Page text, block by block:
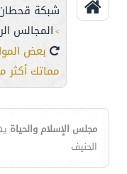
شبكة
> المجالس
بعض
مماتك أكثر
مجلس الإسلام والحياة
الحنيف